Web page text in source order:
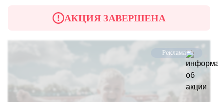
АКЦИЯ ЗАВЕРШЕНА
Реклама